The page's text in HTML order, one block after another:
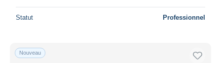
Statut Professionnel
Nouveau